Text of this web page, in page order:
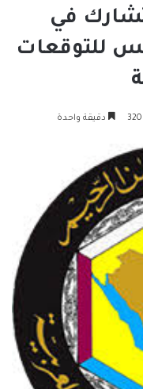
تشارك في
للتوقعات
320 دقيقة واحدة